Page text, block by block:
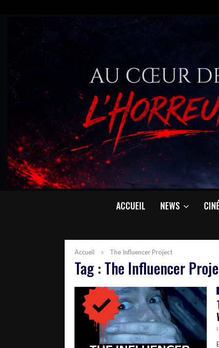
ACCUEIL NEWS
Accueil The Influencer Project
Tag : The Influencer